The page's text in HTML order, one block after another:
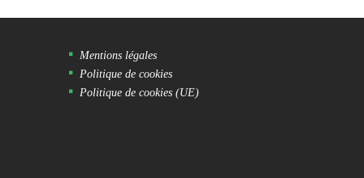
Mentions légales
Politique de cookies
Politique de cookies (UE)